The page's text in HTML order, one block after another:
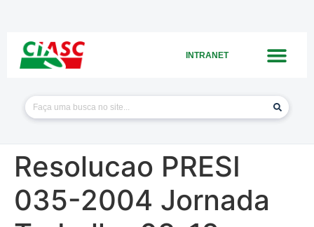
INTRANET
Resolucao PRESI
035-2004 Jornada